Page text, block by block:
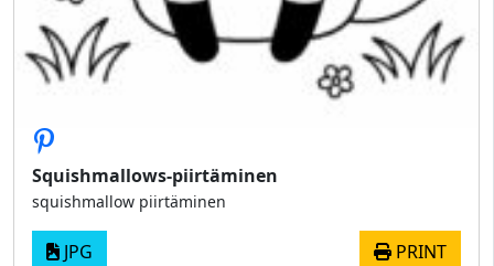
Squishmallows-piirtäminen
squishmallow piirtäminen
JPG PRINT